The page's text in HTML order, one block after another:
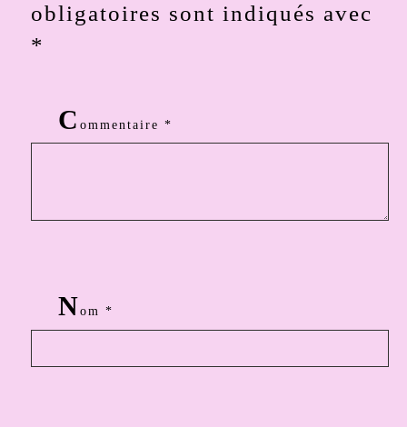
obligatoires sont indiqués avec
*
Commentaire*
Nom*